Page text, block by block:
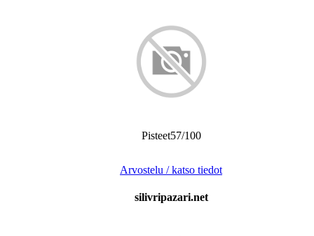
Pisteet57/100
Arvostelu / katso tiedot
silivripazari.net